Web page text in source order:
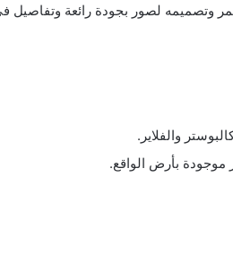
وتصميمه لصور بجودة رائعة وتفاصيل
والفلاير.
بأرض الواقع.